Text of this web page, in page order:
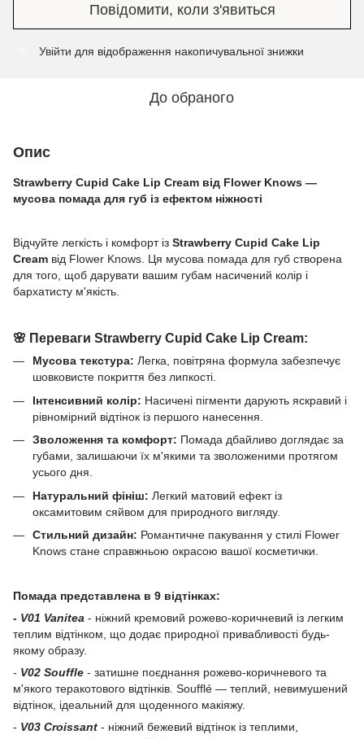
Повідомити, коли з'явиться
Увійти для відображення накопичувальної знижки
До обраного
Опис
Strawberry Cupid Cake Lip Cream від Flower Knows —
мусова помада для губ із ефектом ніжності
Відчуйте легкість і комфорт із Strawberry Cupid Cake Lip
Cream від Flower Knows. Ця мусова помада для губ створена
для того, щоб дарувати вашим губам насичений колір і
бархатисту м'якість.
🌸 Переваги Strawberry Cupid Cake Lip Cream:
Мусова текстура: Легка, повітряна формула забезпечує
шовковисте покриття без липкості.
Інтенсивний колір: Насичені пігменти дарують яскравий і
рівномірний відтінок із першого нанесення.
Зволоження та комфорт: Помада дбайливо доглядає за
губами, залишаючи їх м'якими та зволоженими протягом
усього дня.
Натуральний фініш: Легкий матовий ефект із
оксамитовим сяйвом для природного вигляду.
Стильний дизайн: Романтичне пакування у стилі Flower
Knows стане справжньою окрасою вашої косметички.
Помада представлена в 9 відтінках:
- V01 Vanitea - ніжний кремовий рожево-коричневий із легким
теплим відтінком, що додає природної привабливості будь-
якому образу.
- V02 Souffle - затишне поєднання рожево-коричневого та
м'якого теракотового відтінків. Soufflé — теплий, невимушений
відтінок, ідеальний для щоденного макіяжу.
- V03 Croissant - ніжний бежевий відтінок із теплими,